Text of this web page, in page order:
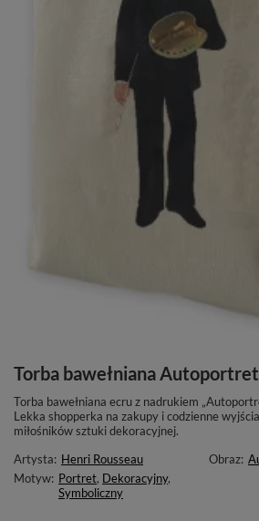
Torba bawełniana
Torba bawełniana ecru z nadrukiem
Lekka shopperka na zakupy i codzienne
miłośników sztuki dekoracyjnej.
Artysta: Henri Rousseau Obraz:
Motyw: Portret, Dekoracyjny,
Symboliczny